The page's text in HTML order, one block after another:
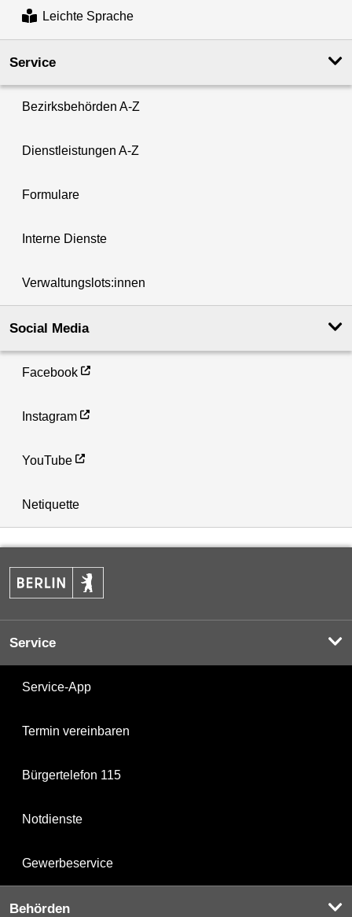
Leichte Sprache
Service
Bezirksbehörden A-Z
Dienstleistungen A-Z
Formulare
Interne Dienste
Verwaltungslots:innen
Social Media
Facebook
Instagram
YouTube
Netiquette
Service
Service-App
Termin vereinbaren
Bürgertelefon 115
Notdienste
Gewerbeservice
Behörden